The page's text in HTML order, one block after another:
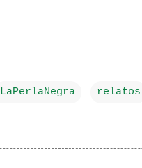
LaPerlaNegra relatos